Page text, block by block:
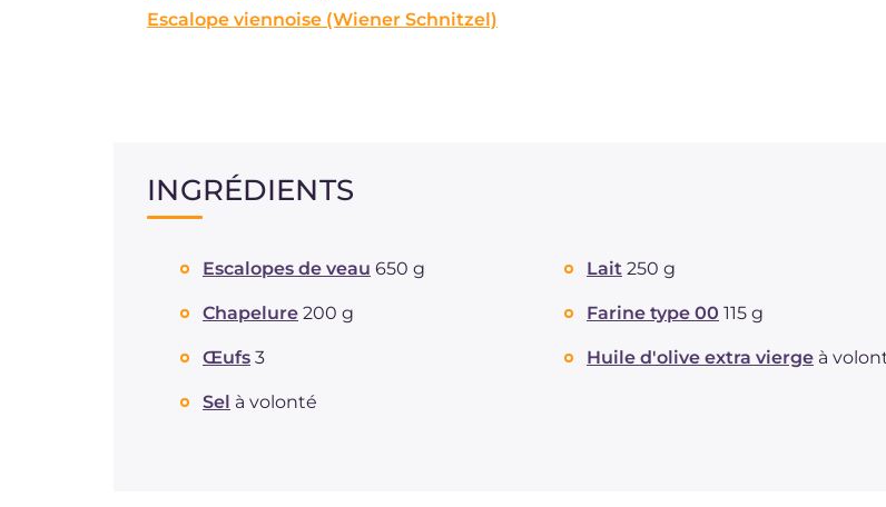
Escalope viennoise (Wiener Schnitzel)
INGRÉDIENTS
Escalopes de veau 650 g Lait 250 g
Chapelure 200 g Farine type 00 115 g
Œufs 3 Huile d'olive extra vierge à
Sel à volonté